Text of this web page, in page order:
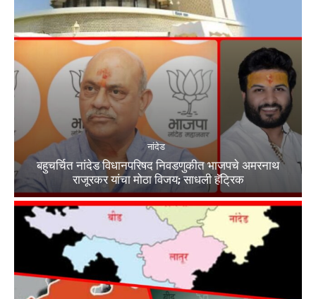
नांदेड
बहुचर्चित नांदेड विधानपरिषद निवडणुकीत भाजपचे अमरनाथ
राजूरकर यांचा मोठा विजय; साधली हॅट्रिक